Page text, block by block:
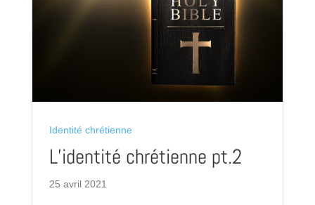
Identité chrétienne
L’identité chrétienne pt.2
25 avril 2021